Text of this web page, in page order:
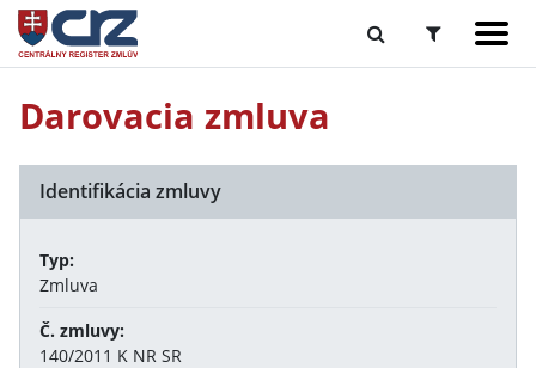
Darovacia zmluva
Identifikácia zmluvy
Typ:
Zmluva
Č. zmluvy:
140/2011 K NR SR